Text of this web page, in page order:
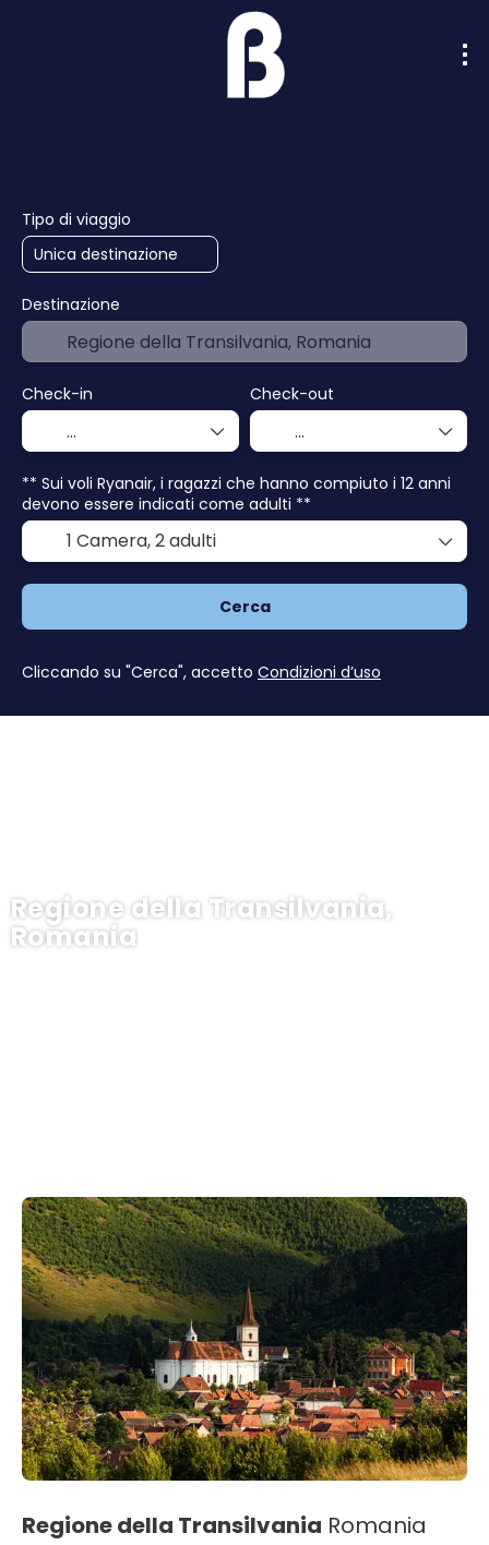
Regione della Transilvania,
Romania
Tipo di viaggio
Destinazione
Check-in Check-out
** Sui voli Ryanair, i ragazzi che hanno compiuto i 12 anni
devono essere indicati come adulti **
1 Camera,2 adulti
Cerca
Cliccando su "Cerca", accetto Condizioni d’uso
Regione della Transilvania Romania